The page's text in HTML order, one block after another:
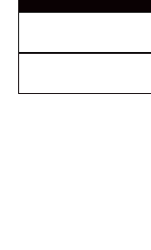
Kunst